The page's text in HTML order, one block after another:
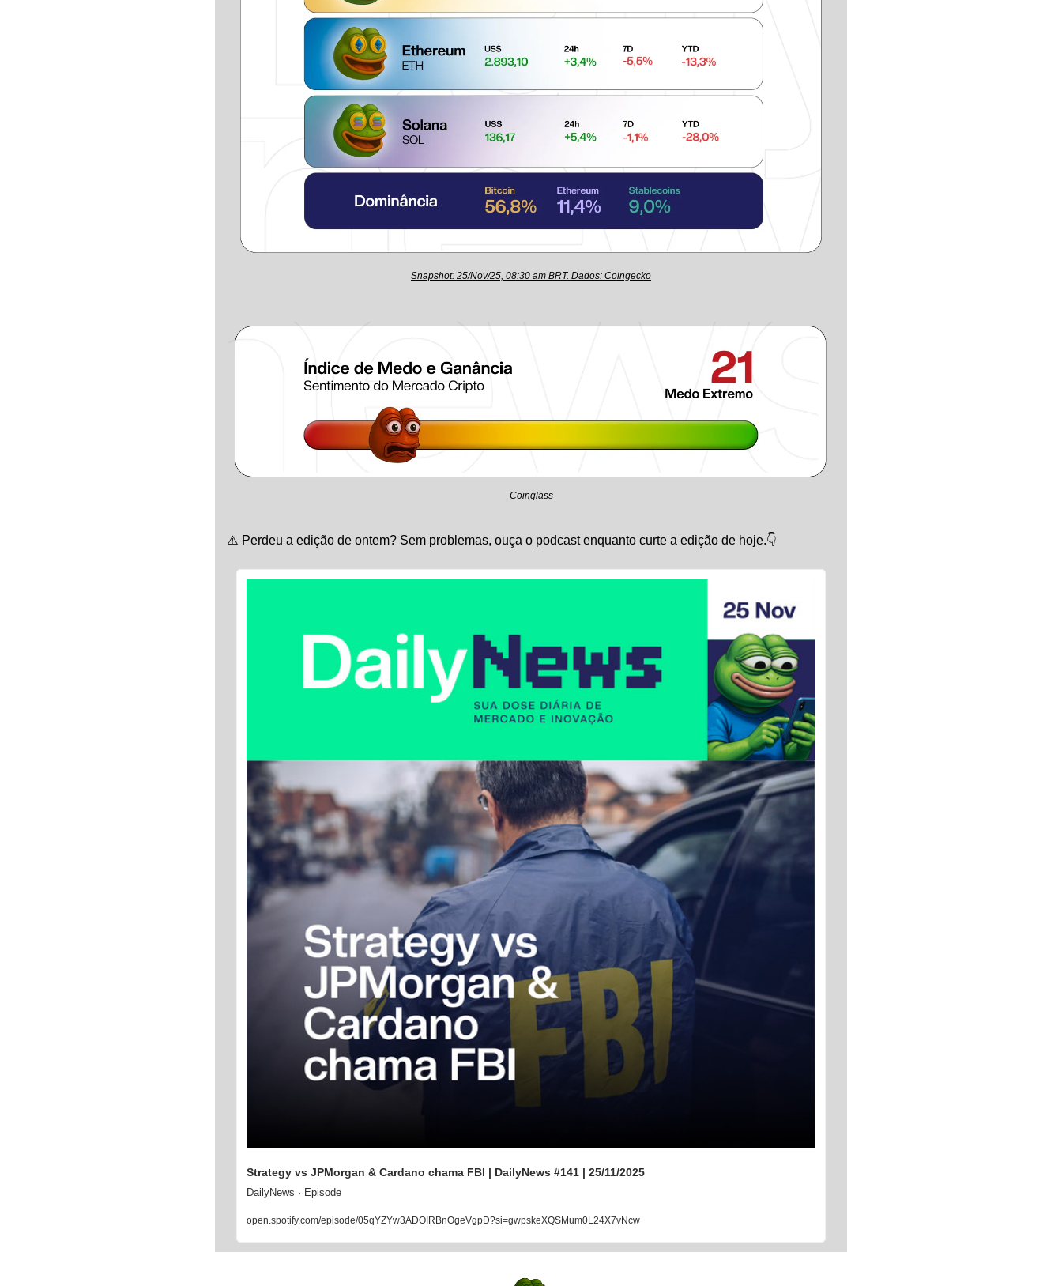
Snapshot: 25/Nov/25, 08:30 am BRT. Dados: Coingecko
Coinglass
⚠️ Perdeu a edição de ontem? Sem problemas, ouça o podcast enquanto curte a edição de hoje.👇
Strategy vs JPMorgan & Cardano chama FBI | DailyNews #141 | 25/11/2025
DailyNews · Episode
open.spotify.com/episode/05qYZYw3ADOIRBnOgeVgpD?si=gwpskeXQSMum0L24X7vNcw